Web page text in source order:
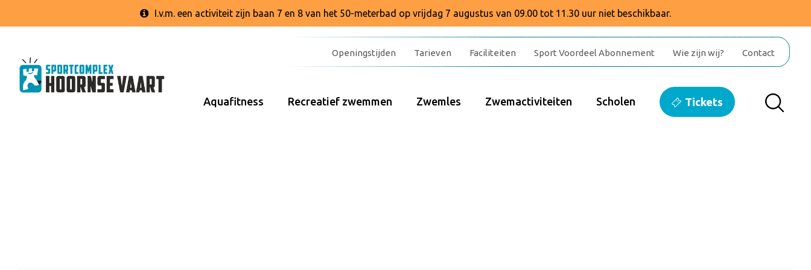
I.v.m. een activiteit zijn baan 7 en 8 van het 50-meterbad op vrijdag 7 augustus van 09.00 tot 11.30 uur niet beschikbaar.
Openingstijden Tarieven Faciliteiten Sport Voordeel Abonnement Wie zijn wij? Contact
Aquafitness Recreatief zwemmen Zwemles Zwemactiviteiten Scholen Tickets